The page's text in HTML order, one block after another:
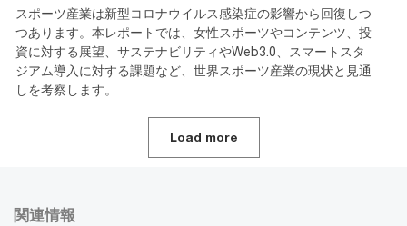
スポーツ産業は新型コロナウイルス感染症の影響から回復しつ
つあります。本レポートでは、女性スポーツやコンテンツ、投
資に対する展望、サステナビリティやWeb3.0、スマートスタ
ジアム導入に対する課題など、世界スポーツ産業の現状と見通
しを考察します。
Load more
関連情報